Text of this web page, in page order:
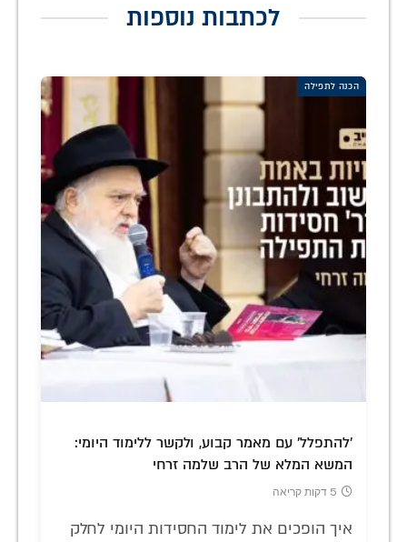
לכתבות נוספות
הכנה לתפילה
'להתפלל' עם מאמר קבוע, ולקשר ללימוד היומי:
המשא המלא של הרב שלמה זרחי
5 דקות קריאה
איך הופכים את לימוד החסידות היומי לחלק